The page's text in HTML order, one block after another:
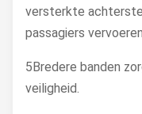
versterkte
passagiers
5Bredere banden
veiligheid.